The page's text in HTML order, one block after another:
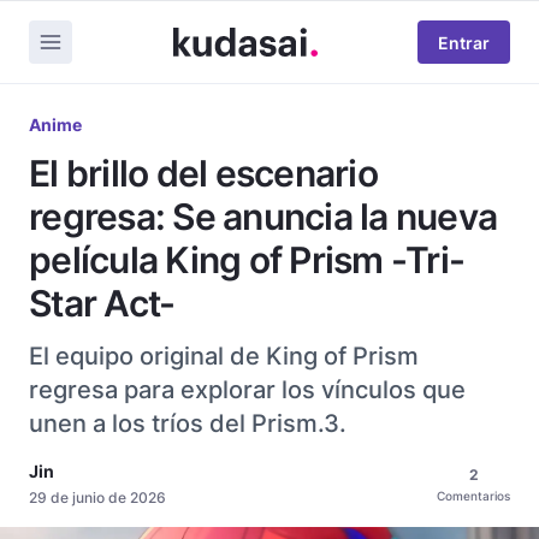
Entrar
Anime
El brillo del escenario
regresa: Se anuncia la nueva
película King of Prism -Tri-
Star Act-
El equipo original de King of Prism
regresa para explorar los vínculos que
unen a los tríos del Prism.3.
Jin
29 de junio de 2026
2
Comentarios